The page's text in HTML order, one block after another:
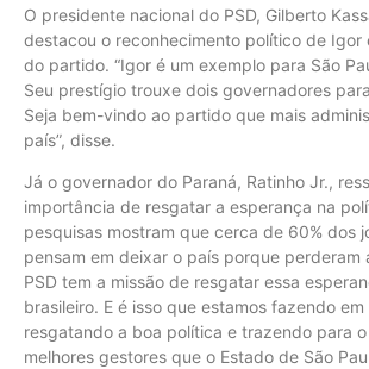
O presidente nacional do PSD, Gilberto
destacou o reconhecimento político de Igor
do partido. “Igor é um exemplo para São
Seu prestígio trouxe dois governadores
Seja bem-vindo ao partido que mais
país”, disse.
Já o governador do Paraná, Ratinho Jr.,
importância de resgatar a esperança na
pesquisas mostram que cerca de 60% dos
pensam em deixar o país porque perderam
PSD tem a missão de resgatar essa
brasileiro. E é isso que estamos fazendo
resgatando a boa política e trazendo para
melhores gestores que o Estado de São